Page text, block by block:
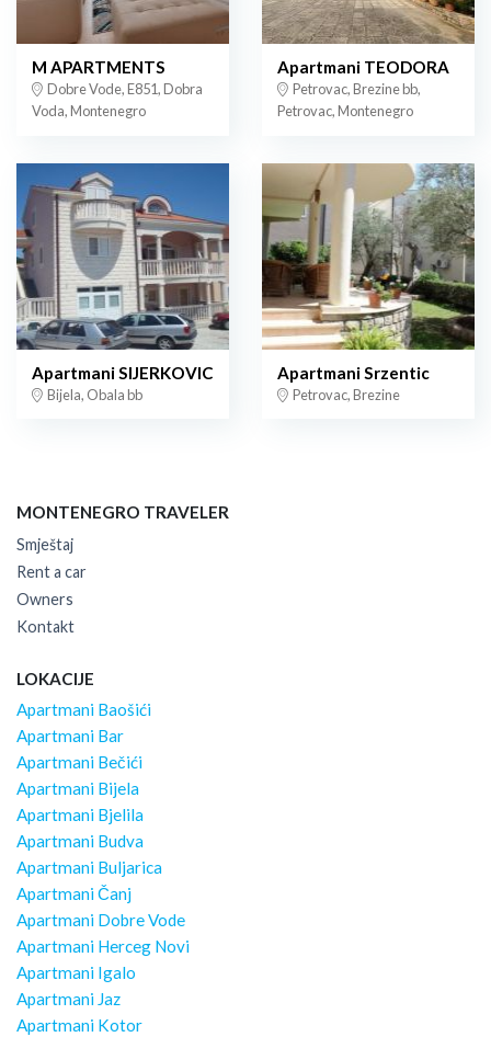
M APARTMENTS
Dobre Vode, E851, Dobra
Voda, Montenegro
Apartmani TEODORA
Petrovac, Brezine bb,
Petrovac, Montenegro
Apartmani SIJERKOVIC
Bijela, Obala bb
Apartmani Srzentic
Petrovac, Brezine
MONTENEGRO TRAVELER
Smještaj
Rent a car
Owners
Kontakt
LOKACIJE
Apartmani Baošići
Apartmani Bar
Apartmani Bečići
Apartmani Bijela
Apartmani Bjelila
Apartmani Budva
Apartmani Buljarica
Apartmani Čanj
Apartmani Dobre Vode
Apartmani Herceg Novi
Apartmani Igalo
Apartmani Jaz
Apartmani Kotor